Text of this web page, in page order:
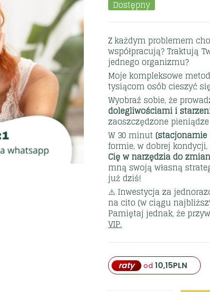
Dostępny
Z każdym problemem
współpracują? Traktują
jednego organizmu?
Moje kompleksowe
tysiącom osób cieszyć
Wyobraź sobie, że
dolegliwościami i
zaoszczędzone
W 30 minut (stacjonarnie
formie, w dobrej
Cię w narzędzia do
mną swoją własną
już dziś!
⚠️ Inwestycja za
na cito (w ciągu
Pamiętaj jednak, że
VIP.
raty od 10,15PLN